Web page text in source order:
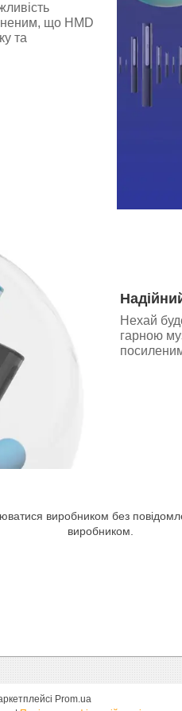
що HMD
та
Нехай
гарною
виробником без
виробником.
Prom.ua